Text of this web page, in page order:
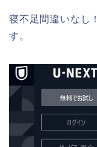
寝不足間違いなし
す。